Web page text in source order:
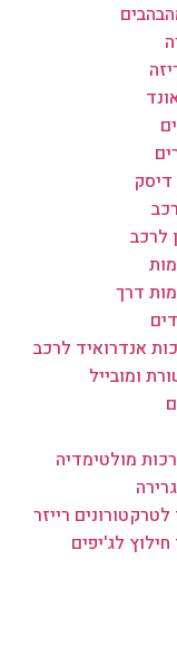
דיסק
לרכב
דרך
אנדרואיד לרכב
ומובייל
מולטימדיה
לטרקטורונים רייזר
חילוץ לג'יפים